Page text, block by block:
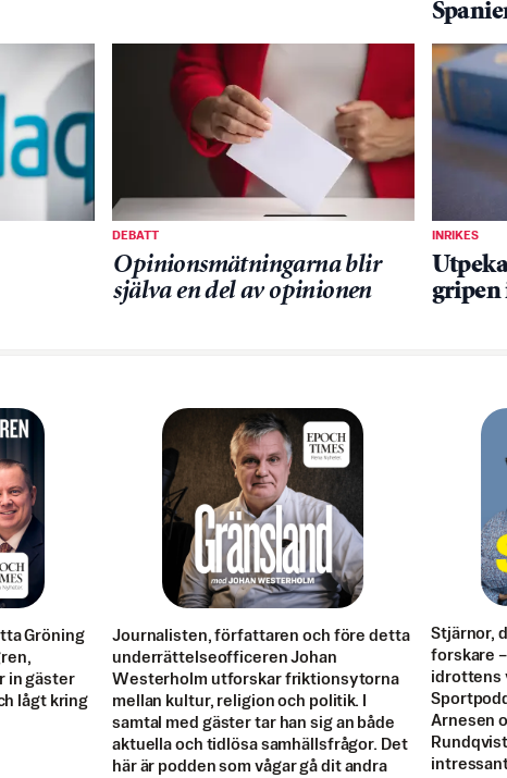
DEBATT
Opinionsmätningarna blir
själva en del av opinionen
INRIKES
gripen
Gröning
in gäster
lågt kring
Journalisten, författaren och före detta
underrättelseofficeren Johan
Westerholm utforskar friktionsytorna
mellan kultur, religion och politik. I
samtal med gäster tar han sig an både
aktuella och tidlösa samhällsfrågor. Det
här är podden som vågar gå dit andra
Stjärnor,
forskare
idrottens
Arnesen